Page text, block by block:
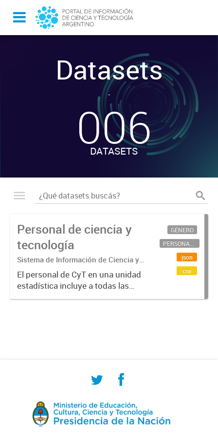
Datasets
-
006
DATASETS
Personal de ciencia y
tecnología
Sistema de Información de Ciencia y
Tecnología Argentino (SICYTAR)
El personal de CyT en una unidad
estadística incluye a todas las
personas involucradas
GÉNERO
PERSONAL CIENTÍFICO-TECNOLÓGICO
json
csv